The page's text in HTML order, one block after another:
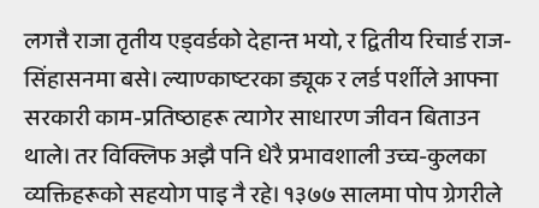
लगत्तै राजा तृतीय एड्वर्डको देहान्त भयो, र द्वितीय रिचार्ड राज-
सिंहासनमा बसे। ल्याण्काष्टरका ड्यूक र लर्ड पर्शीले आफ्ना
सरकारी काम-प्रतिष्ठाहरू त्यागेर साधारण जीवन बिताउन
थाले। तर विक्लिफ अझै पनि धेरै प्रभावशाली उच्च-कुलका
व्यक्तिहरूको सहयोग पाइ नै रहे। १३७७ सालमा पोप ग्रेगरीले